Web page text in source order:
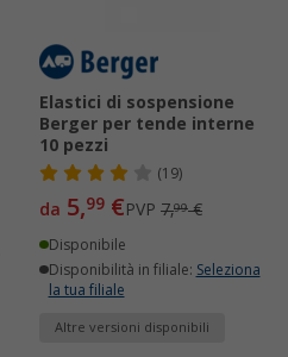
Elastici di sospensione
Berger per tende interne
10 pezzi
(19)
da 5,99 €PVP 7,99€
Disponibile
Disponibilità in filiale: Seleziona
la tua filiale
Altre versioni disponibili